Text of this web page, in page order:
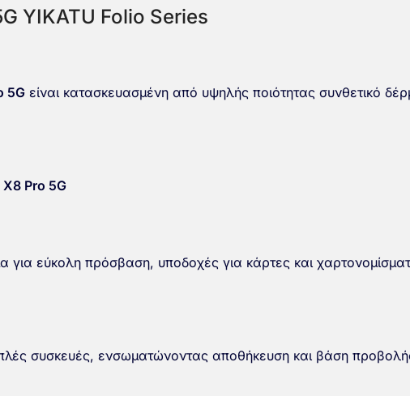
YIKATU Folio Series
5G είναι κατασκευασμένη από υψηλής ποιότητας συνθετικό
Pro 5G
για εύκολη πρόσβαση, υποδοχές για κάρτες και
συσκευές, ενσωματώνοντας αποθήκευση και βάση